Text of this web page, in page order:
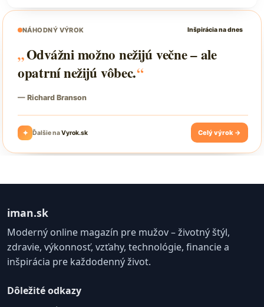
iman.sk
Moderný online magazín pre mužov – životný štýl,
zdravie, výkonnosť, vzťahy, technológie, financie a
inšpirácia pre každodenný život.
Dôležité odkazy